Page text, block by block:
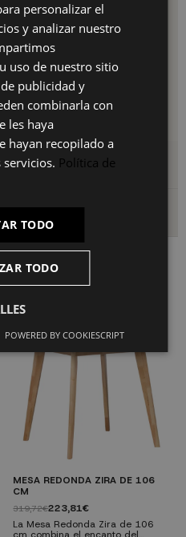
condiciones siguiendo unas
de usar productos
estancia con sillas bonitas
x Ancho 40,5cm Altura hasta
MESA REDONDA ZIRA DE 106
CM
319,72€223,81€
La Mesa Redonda Zira de 106
SPANISH
ES
PT
personalizar el
y analizar nuestro
uso de nuestro sitio
publicidad y
combinarla con
les haya
hayan recopilado a
Política de
TODO
TODO
POWERED BY COOKIESCRIPT